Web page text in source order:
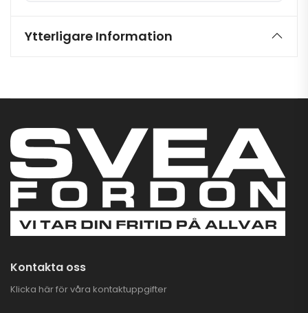
Ytterligare Information
Kontakta oss
Klicka här för våra kontaktuppgifter